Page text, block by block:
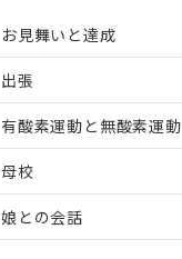
お見舞いと達成
出張
有酸素運動と無酸素運動
母校
娘との会話